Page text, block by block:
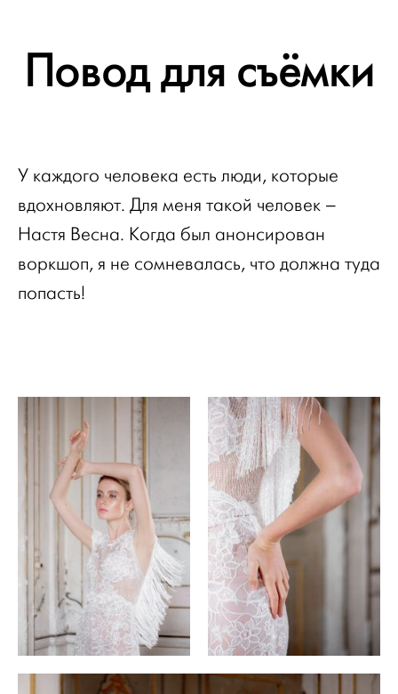
Повод для съёмки
У каждого человека есть люди, которые
вдохновляют. Для меня такой человек –
Настя Весна. Когда был анонсирован
воркшоп, я не сомневалась, что должна туда
попасть!